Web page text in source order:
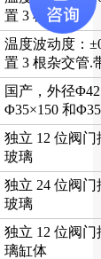
置 3 根杂交管
温度波动度：
置 3 根杂交管.
国产，外径
Φ35×150 和
独立 12 位阀
玻璃
独立 24 位阀
玻璃
独立 12 位阀
璃缸体